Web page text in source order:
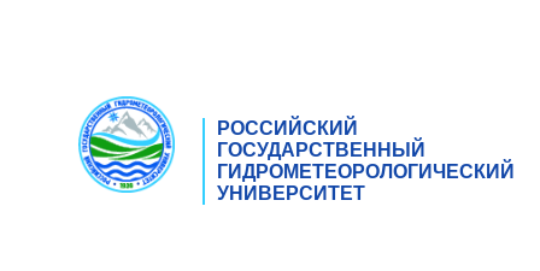
РОССИЙСКИЙ
ГОСУДАРСТВЕННЫЙ
ГИДРОМЕТЕОРОЛОГИЧЕСКИЙ
УНИВЕРСИТЕТ